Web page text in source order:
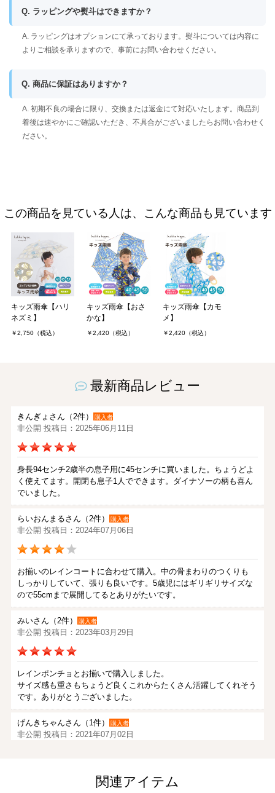
Q. ラッピングや熨斗はできますか？
A. ラッピングはオプションにて承っております。熨斗については内容に
よりご相談を承りますので、事前にお問い合わせください。
Q. 商品に保証はありますか？
A. 初期不良の場合に限り、交換または返金にて対応いたします。商品到
着後は速やかにご確認いただき、不具合がございましたらお問い合わせく
ださい。
この商品を見ている人は、こんな商品も見ています
キッズ雨傘【ハリ
ネズミ】
￥2,750（税込）
キッズ雨傘【おさ
かな】
￥2,420（税込）
キッズ雨傘【カモ
メ】
￥2,420（税込）
最新商品レビュー
きんぎょさん（2件） 購入者
非公開 投稿日：2025年06月11日
身長94センチ2歳半の息子用に45センチに買いました。ちょうどよ
く使えてます。開閉も息子1人でできます。ダイナソーの柄も喜ん
でいました。
らいおんまるさん（2件） 購入者
非公開 投稿日：2024年07月06日
お揃いのレインコートに合わせて購入。中の骨まわりのつくりも
しっかりしていて、張りも良いです。5歳児にはギリギリサイズな
ので55cmまで展開してるとありがたいです。
みいさん（2件） 購入者
非公開 投稿日：2023年03月29日
レインポンチョとお揃いで購入しました。
サイズ感も重さもちょうど良くこれからたくさん活躍してくれそう
です。ありがとうございました。
げんきちゃんさん（1件） 購入者
非公開 投稿日：2021年07月02日
孫のために購入しました。、キッズ用傘の安全を考えてできていま
す。傘のサイズも参考欄があったので選ぶことができました。
関連アイテム